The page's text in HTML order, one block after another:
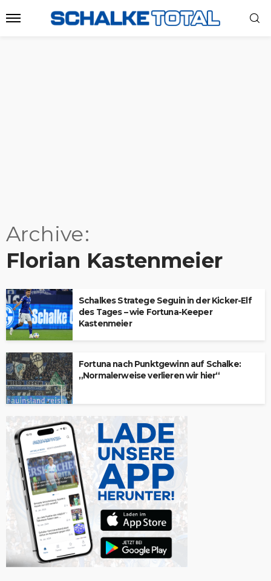
Archive
Florian Kastenmeier
Schalkes Stratege Seguin in der Kicker-Elf
des Tages – wie Fortuna-Keeper
Kastenmeier
Fortuna nach Punktgewinn auf Schalke:
„Normalerweise verlieren wir hier“